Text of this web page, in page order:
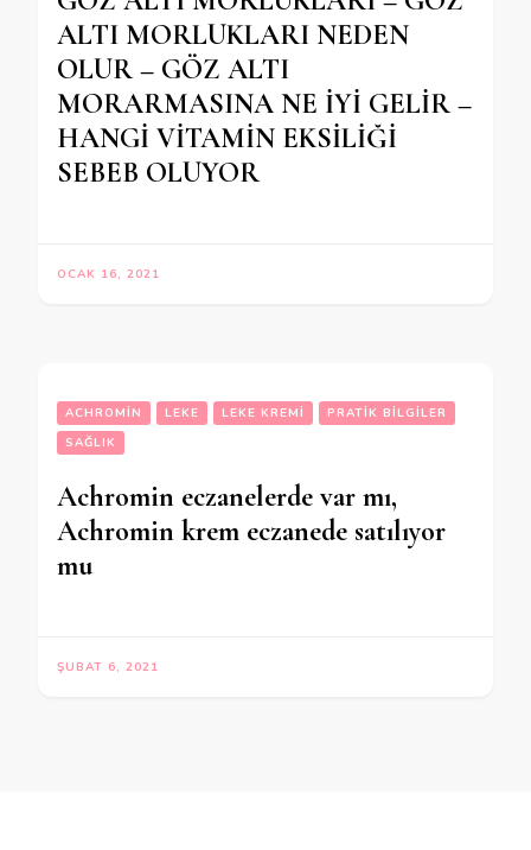
ALTI MORLUKLARI NEDEN
OLUR – GÖZ ALTI
MORARMASINA NE İYİ GELİR –
HANGİ VİTAMİN EKSİLİĞİ
SEBEB OLUYOR
OCAK 16, 2021
ACHROMIN LEKE LEKE KREMI
PRATIK BILGILER
SAĞLIK
Achromin eczanelerde var mı,
Achromin krem eczanede satılıyor
mu
ŞUBAT 6, 2021